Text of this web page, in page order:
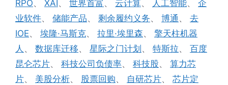
RPO、 XAI、 世界首富 、 云计算、 人工智能、 企
业软件、 储能产品、 剩余履约义务、 博通 、 去
IOE、 埃隆·马斯克、 拉里·埃里森、 擎天柱机器
人 、 数据库迁移、 星际之门计划 、 特斯拉、 百度
昆仑芯片、 科技公司负债率、 科技股、 算力芯
片、 美股分析、 股票回购、 自研芯片、 芯片定